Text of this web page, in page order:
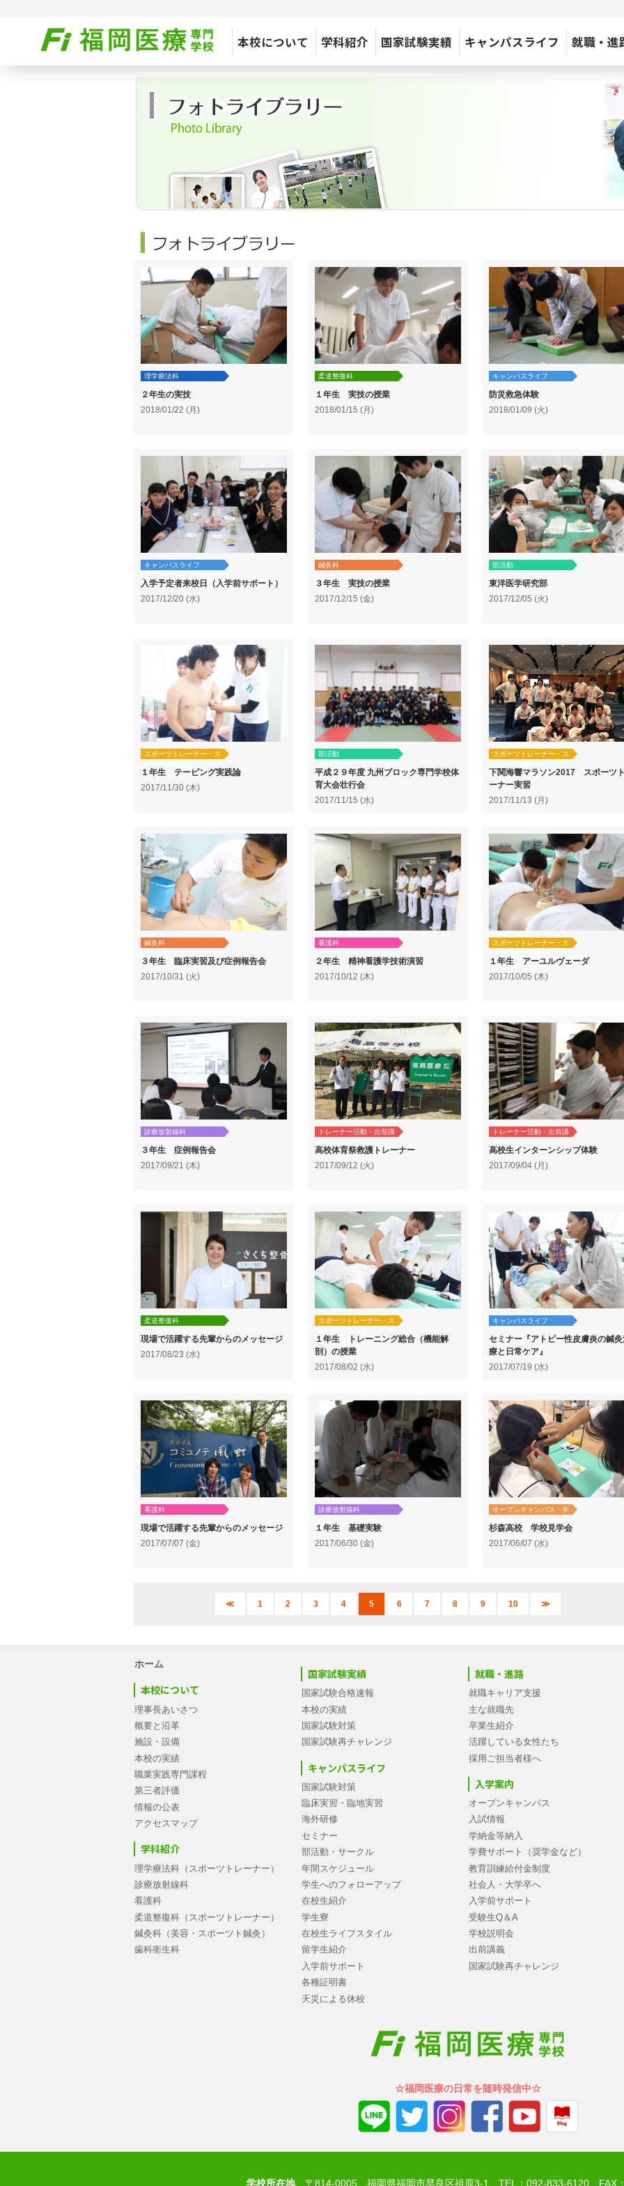
本校について 学科紹介 国家試験実績 キャンパスライフ 就職・進
理学療法科
２年生の実技
2018/01/22 (月)
柔道整復科
１年生 実技の授業
2018/01/15 (月)
キャンパスライフ
防災救急体験
2018/01/09 (火)
キャンパスライフ
入学予定者来校日（入学前サポート）
2017/12/20 (水)
鍼灸科
３年生 実技の授業
2017/12/15 (金)
部活動
東洋医学研究部
2017/12/05 (火)
スポーツトレーナー・ス
１年生 テーピング実践論
2017/11/30 (木)
部活動
平成２９年度 九州ブロック専門学校体
育大会壮行会
2017/11/15 (水)
スポーツトレーナー・ス
下関海響マラソン2017 スポーツ
ーナー実習
2017/11/13 (月)
鍼灸科
３年生 臨床実習及び症例報告会
2017/10/31 (火)
看護科
２年生 精神看護学技術演習
2017/10/12 (木)
スポーツトレーナー・ス
１年生 アーユルヴェーダ
2017/10/05 (木)
診療放射線科
３年生 症例報告会
2017/09/21 (木)
トレーナー活動・出前講
高校体育祭救護トレーナー
2017/09/12 (火)
トレーナー活動・出前講
高校生インターンシップ体験
2017/09/04 (月)
柔道整復科
現場で活躍する先輩からのメッセージ
2017/08/23 (水)
スポーツトレーナー・ス
１年生 トレーニング総合（機能解
剖）の授業
2017/08/02 (水)
キャンパスライフ
セミナー『アトピー性皮膚炎の鍼
療と日常ケア』
2017/07/19 (水)
看護科
現場で活躍する先輩からのメッセージ
2017/07/07 (金)
診療放射線科
１年生 基礎実験
2017/06/30 (金)
オープンキャンパス・学
杉森高校 学校見学会
2017/06/07 (水)
≪ 1 2 3 4 5 6 7 8 9 10 ≫
ホーム
本校について
理事長あいさつ
概要と沿革
施設・設備
本校の実績
職業実践専門課程
第三者評価
情報の公表
アクセスマップ
学科紹介
理学療法科（スポーツトレーナー）
診療放射線科
看護科
柔道整復科（スポーツトレーナー）
鍼灸科（美容・スポーツト鍼灸）
歯科衛生科
国家試験実績
国家試験合格速報
本校の実績
国家試験対策
国家試験再チャレンジ
キャンパスライフ
国家試験対策
臨床実習・臨地実習
海外研修
セミナー
部活動・サークル
年間スケジュール
学生へのフォローアップ
在校生紹介
学生寮
在校生ライフスタイル
留学生紹介
入学前サポート
各種証明書
天災による休校
就職・進路
就職キャリア支援
主な就職先
卒業生紹介
活躍している女性たち
採用ご担当者様へ
入学案内
オープンキャンパス
入試情報
学納金等納入
学費サポート（奨学金など）
教育訓練給付金制度
社会人・大学卒へ
入学前サポート
受験生Q＆A
学校説明会
出前講義
国家試験再チャレンジ
☆福岡医療の日常を随時発信中☆
学校所在地〒814-0005 福岡県福岡市早良区祖原3-1 TEL：092-833-6120 FAX